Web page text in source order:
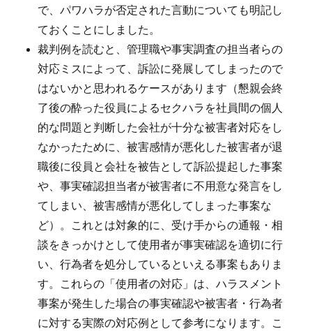
で、パワハラが否定された言動についても明記し
ておくことにしました。
裁判例を読むと、管理職や事実調査の担当者らの
対応ミスによって、訴訟に発展してしまったので
はないかと思われるケースがあります（懇親会終
了後の酔った役員によるセクハラを社員間の個人
的な問題と判断した会社が十分な被害者対応をし
なかったために、被害感情が悪化した被害者が退
職後に役員と会社を被告として訴訟提起した事案
や、事実確認担当者が被害者に不用意な発言をし
てしまい、被害感情が悪化してしまった事案な
ど）。これとは対象的に、受け手からの通報・相
談をきっかけとして使用者が事実確認を適切に行
い、行為者を処分しているといえる事案もありま
す。これらの「使用者の対応」は、ハラスメント
事案が発生した場合の事実確認や被害者・行為者
に対する実際の対応例として参考になります。こ